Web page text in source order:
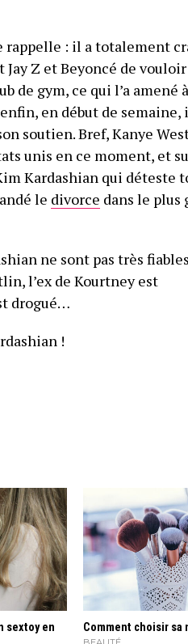
rappelle : il a totalement
Z et Beyoncé de vouloir
de gym, ce qui l’a amené à
en début de semaine,
soutien. Bref, Kanye
unis en ce moment, et
Kardashian qui déteste
le divorce dans le plus
ne sont pas très
l’ex de Kourtney est
drogué…
!
sextoy en
Comment choisir sa